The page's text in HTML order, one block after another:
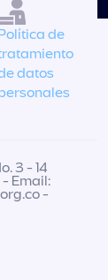
de
datos
3 - 14
Email:
-